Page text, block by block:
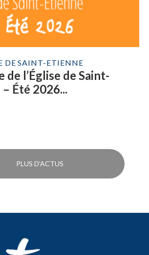
DE SAINT-ETIENNE
de l’Église de Saint-
Été 2026...
PLUS D'ACTUS